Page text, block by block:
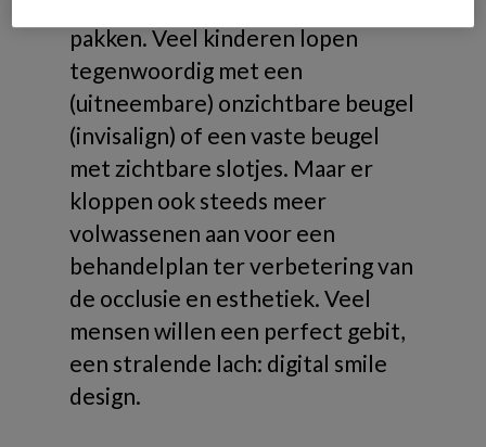
pakken. Veel kinderen lopen
tegenwoordig met een
(uitneembare) onzichtbare beugel
(invisalign) of een vaste beugel
met zichtbare slotjes. Maar er
kloppen ook steeds meer
volwassenen aan voor een
behandelplan ter verbetering van
de occlusie en esthetiek. Veel
mensen willen een perfect gebit,
een stralende lach: digital smile
design.